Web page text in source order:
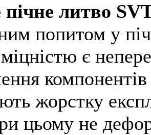
пічне литво
попитом у
є
жорстку
цьому не